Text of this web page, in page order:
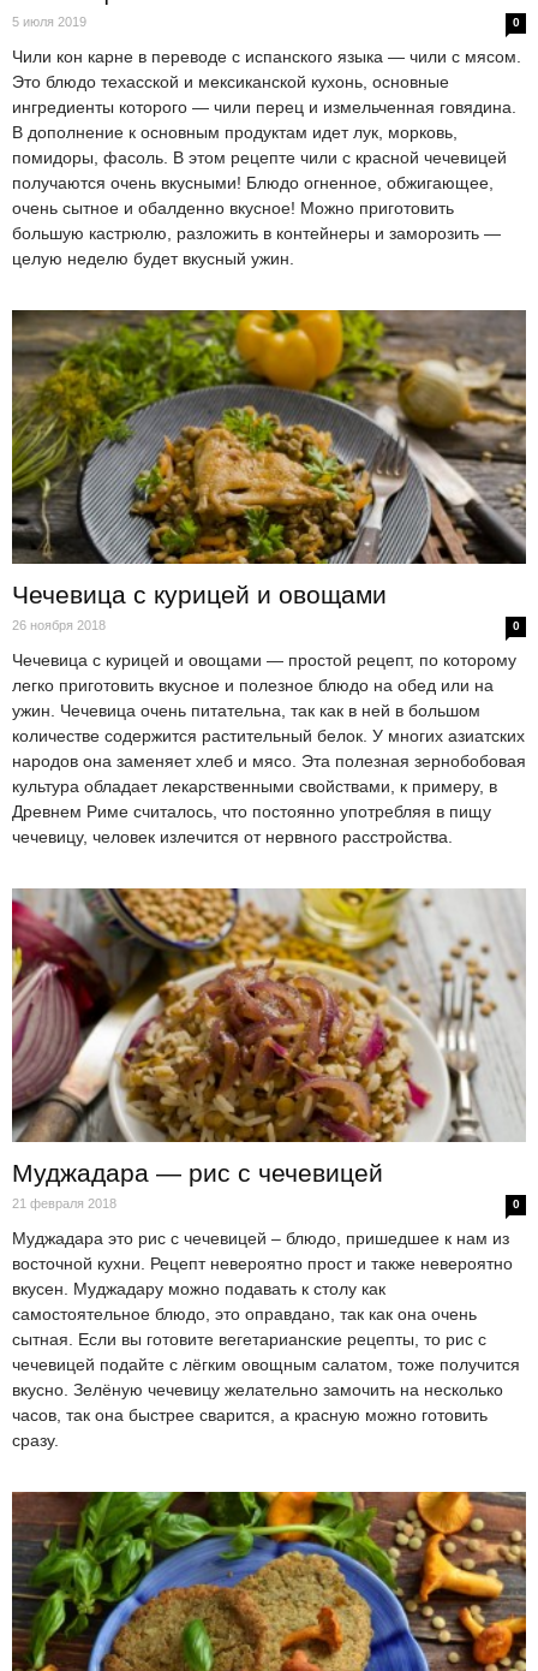
5 июля 2019 0
Чили кон карне в переводе с испанского языка — чили с мясом.
Это блюдо техасской и мексиканской кухонь, основные
ингредиенты которого — чили перец и измельченная говядина.
В дополнение к основным продуктам идет лук, морковь,
помидоры, фасоль. В этом рецепте чили с красной чечевицей
получаются очень вкусными! Блюдо огненное, обжигающее,
очень сытное и обалденно вкусное! Можно приготовить
большую кастрюлю, разложить в контейнеры и заморозить —
целую неделю будет вкусный ужин.
Чечевица с курицей и овощами
26 ноября 2018 0
Чечевица с курицей и овощами — простой рецепт, по которому
легко приготовить вкусное и полезное блюдо на обед или на
ужин. Чечевица очень питательна, так как в ней в большом
количестве содержится растительный белок. У многих азиатских
народов она заменяет хлеб и мясо. Эта полезная зернобобовая
культура обладает лекарственными свойствами, к примеру, в
Древнем Риме считалось, что постоянно употребляя в пищу
чечевицу, человек излечится от нервного расстройства.
Муджадара — рис с чечевицей
21 февраля 2018 0
Муджадара это рис с чечевицей – блюдо, пришедшее к нам из
восточной кухни. Рецепт невероятно прост и также невероятно
вкусен. Муджадару можно подавать к столу как
самостоятельное блюдо, это оправдано, так как она очень
сытная. Если вы готовите вегетарианские рецепты, то рис с
чечевицей подайте с лёгким овощным салатом, тоже получится
вкусно. Зелёную чечевицу желательно замочить на несколько
часов, так она быстрее сварится, а красную можно готовить
сразу.